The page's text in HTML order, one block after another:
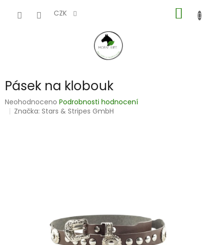
CZK
KOŠÍK
Pásek na klobouk
Průměrné
hodnocení
Neohodnoceno Podrobnosti hodnocení
Značka:Stars & Stripes GmbH